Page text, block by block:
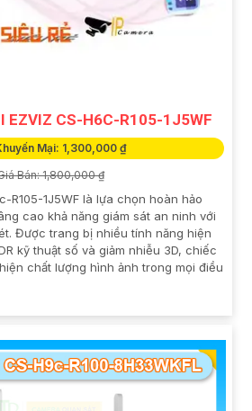
EZVIZ CS-H6C-R105-1J5WF
Mại: 1,300,000 ₫
Bán: 1,800,000 ₫
R105-1J5WF là lựa chọn hoàn hảo
cao khả năng giám sát an ninh với
Được trang bị nhiều tính năng hiện
kỹ thuật số và giảm nhiễu 3D, chiếc
chất lượng hình ảnh trong mọi điều